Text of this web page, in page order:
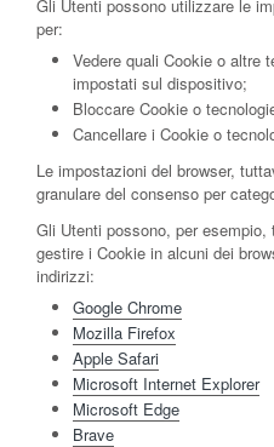
Gli Utenti possono utilizzare le
per:
Vedere quali Cookie o altre
impostati sul dispositivo;
Bloccare Cookie o
Cancellare i Cookie o
Le impostazioni del browser,
granulare del consenso per
Gli Utenti possono, per
gestire i Cookie in alcuni dei
indirizzi:
Google Chrome
Mozilla Firefox
Apple Safari
Microsoft Internet Explorer
Microsoft Edge
Brave